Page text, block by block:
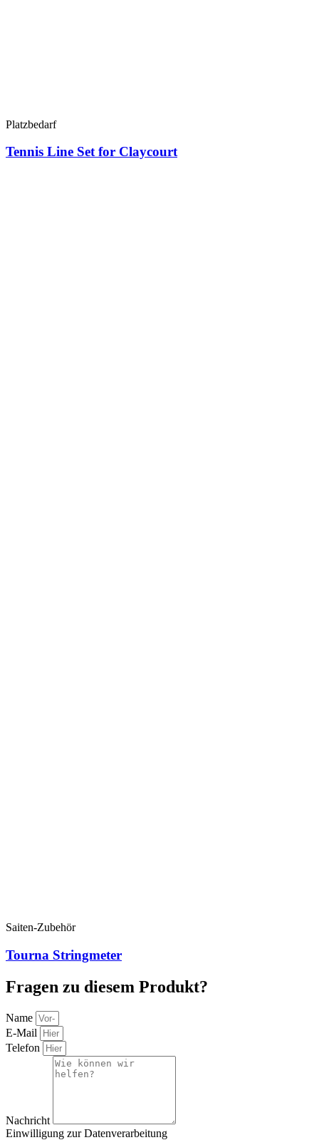
Platzbedarf
Tennis Line Set for Claycourt
Saiten-Zubehör
Tourna Stringmeter
Fragen zu diesem Produkt?
Name
E-Mail
Telefon
Nachricht
Einwilligung zur Datenverarbeitung